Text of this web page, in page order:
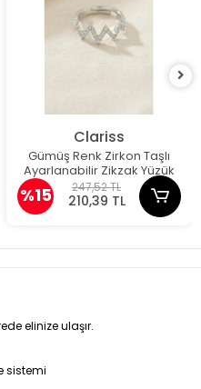
Clariss
Gümüş Renk Zirkon Taşlı
Ayarlanabilir Zikzak Yüzük
%15 247,52 TL
210,39 TL
elinize ulaşır.
sistemi